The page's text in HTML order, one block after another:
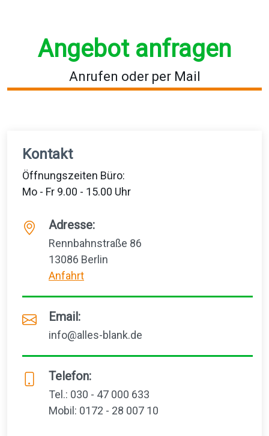
Angebot anfragen
Anrufen oder per Mail
Kontakt
Öffnungszeiten Büro:
Mo - Fr 9.00 - 15.00 Uhr
Adresse:
Rennbahnstraße 86
13086 Berlin
Anfahrt
Email:
info@alles-blank.de
Telefon:
Tel.: 030 - 47 000 633
Mobil: 0172 - 28 007 10